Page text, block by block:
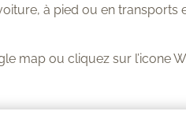
à pied ou en
map ou cliquez sur l’icone